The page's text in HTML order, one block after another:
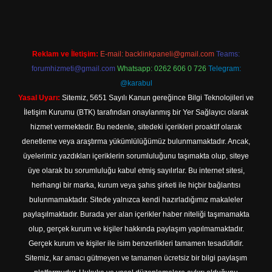
Reklam ve İletişim: E-mail: backlinkpaneli@gmail.com Teams:
forumhizmeti@gmail.com Whatsapp: 0262 606 0 726 Telegram:
@karabul
Yasal Uyarı: Sitemiz, 5651 Sayılı Kanun gereğince Bilgi Teknolojileri ve
İletişim Kurumu (BTK) tarafından onaylanmış bir Yer Sağlayıcı olarak
hizmet vermektedir. Bu nedenle, sitedeki içerikleri proaktif olarak
denetleme veya araştırma yükümlülüğümüz bulunmamaktadır. Ancak,
üyelerimiz yazdıkları içeriklerin sorumluluğunu taşımakta olup, siteye
üye olarak bu sorumluluğu kabul etmiş sayılırlar. Bu internet sitesi,
herhangi bir marka, kurum veya şahıs şirketi ile hiçbir bağlantısı
bulunmamaktadır. Sitede yalnızca kendi hazırladığımız makaleler
paylaşılmaktadır. Burada yer alan içerikler haber niteliği taşımamakta
olup, gerçek kurum ve kişiler hakkında paylaşım yapılmamaktadır.
Gerçek kurum ve kişiler ile isim benzerlikleri tamamen tesadüfidir.
Sitemiz, kar amacı gütmeyen ve tamamen ücretsiz bir bilgi paylaşım